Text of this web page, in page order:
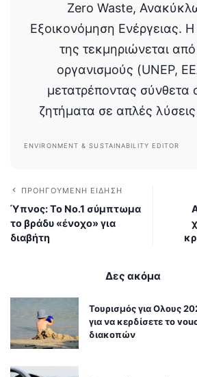
Zero Waste,
Εξοικονόμηση Ενέργειας.
της τεκμηριώνεται από
οργανισμούς (UNEP,
μετατρέποντας σύνθετα
ζητήματα σε απλές λύσεις
ENVIRONMENT & SUSTAINABILITY EDITOR
ΠΡΟΗΓΟΎΜΕΝΗ ΕΊΔΗΣΗ
Ύπνος: Το No.1 σύμπτωμα
το βράδυ «ένοχο» για
διαβήτη
Δες ακόμα
Τουρισμός για Ολους
για να κερδίσετε το
διακοπών